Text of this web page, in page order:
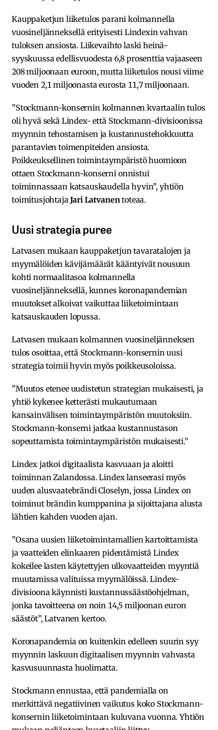
Kauppaketjun liiketulos parani kolmannella
vuosineljänneksellä erityisesti Lindexin vahvan
tuloksen ansiosta. Liikevaihto laski heinä-
syyskuussa edellisvuodesta 6,8 prosenttia vajaaseen
208 miljoonaan euroon, mutta liiketulos nousi viime
vuoden 2,1 miljoonasta eurosta 11,7 miljoonaan.
”Stockmann-konsernin kolmannen kvartaalin tulos
oli hyvä sekä Lindex- että Stockmann-divisioonissa
myynnin tehostamisen ja kustannustehokkuutta
parantavien toimenpiteiden ansiosta.
Poikkeuksellinen toimintaympäristö huomioon
ottaen Stockmann-konserni onnistui
toiminnassaan katsauskaudella hyvin”, yhtiön
toimitusjohtajaJari Latvanentoteaa.
Uusi strategia puree
Latvasen mukaan kauppaketjun tavaratalojen ja
myymälöiden kävijämäärät kääntyivät nousuun
kohti normaalitasoa kolmannella
vuosineljänneksellä, kunnes koronapandemian
muutokset alkoivat vaikuttaa liiketoimintaan
katsauskauden lopussa.
Latvasen mukaan kolmannen vuosineljänneksen
tulos osoittaa, että Stockmann-konsernin uusi
strategia toimii hyvin myös poikkeusoloissa.
”Muutos etenee uudistetun strategian mukaisesti, ja
yhtiö kykenee ketterästi mukautumaan
kansainvälisen toimintaympäristön muutoksiin.
Stockmann-konserni jatkaa kustannustason
sopeuttamista toimintaympäristön mukaisesti.”
Lindex jatkoi digitaalista kasvuaan ja aloitti
toiminnan Zalandossa. Lindex lanseerasi myös
uuden alusvaatebrändi Closelyn, jossa Lindex on
toiminut brändin kumppanina ja sijoittajana alusta
lähtien kahden vuoden ajan.
”Osana uusien liiketoimintamallien kartoittamista
ja vaatteiden elinkaaren pidentämistä Lindex
kokeilee lasten käytettyjen ulkovaatteiden myyntiä
muutamissa valituissa myymälöissä. Lindex-
divisioona käynnisti kustannussäästöohjelman,
jonka tavoitteena on noin 14,5 miljoonan euron
säästöt”, Latvanen kertoo.
Koronapandemia on kuitenkin edelleen suurin syy
myynnin laskuun digitaalisen myynnin vahvasta
kasvusuunnasta huolimatta.
Stockmann ennustaa, että pandemialla on
merkittävä negatiivinen vaikutus koko Stockmann-
konsernin liiketoimintaan kuluvana vuonna. Yhtiön